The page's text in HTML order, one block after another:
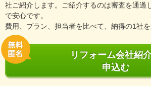
社ご紹介します。ご紹介するのは審査を通過
で安心です。
費用、プラン、担当者を比べて、納得の1社を
リフォーム会社紹
申込む